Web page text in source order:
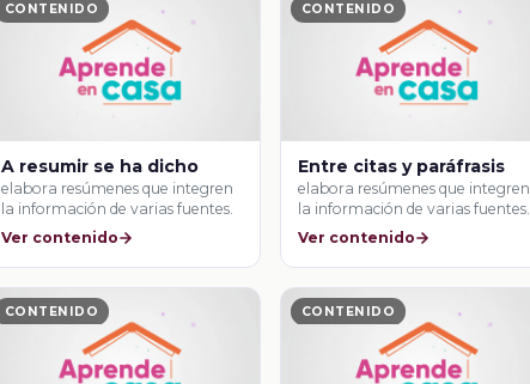
CONTENIDO
A resumir se ha dicho
elabora resúmenes que integren
la información de varias fuentes.
Ver contenido
CONTENIDO
Entre citas y paráfrasis
elabora resúmenes que integren
la información de varias fuentes.
Ver contenido
CONTENIDO CONTENIDO